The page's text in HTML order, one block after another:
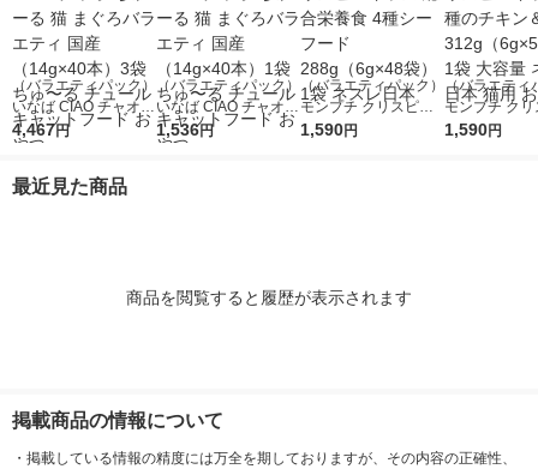
（バラエティパック）
いなば CIAO チャオ
ちゅーる 猫 まぐろバ
チュール キャットフ
4,467円
（バラエティパック）
いなば CIAO チャオ
ちゅーる 猫 まぐろバ
1,536円
（バラエティパック）
モンプチ クリスピー
キッス 総合栄養食 4
1,590円
（バラエティ
モンプチ ク
キッス 4種の
1,590円
最近見た商品
商品を閲覧すると履歴が表示されます
掲載商品の情報について
・ 掲載している情報の精度には万全を期しておりますが、その内容の正確性、